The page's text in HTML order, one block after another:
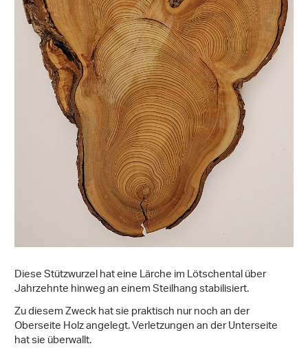
Diese Stützwurzel hat eine Lärche im Lötschental über
Jahrzehnte hinweg an einem Steilhang stabilisiert.
Zu diesem Zweck hat sie praktisch nur noch an der
Oberseite Holz angelegt. Verletzungen an der Unterseite
hat sie überwallt.